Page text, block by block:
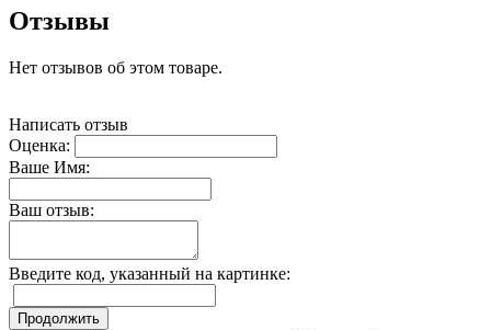
Отзывы
Нет отзывов об этом товаре.
Написать отзыв
Оценка:
Ваше Имя:
Ваш отзыв:
Введите код, указанный на картинке:
Продолжить